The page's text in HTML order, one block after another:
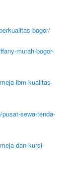
bogor/
murah-bogor-
ibm-kualitas-
sewa-tenda-
dan-kursi-